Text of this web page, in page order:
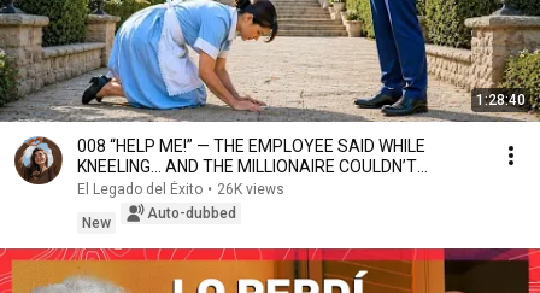
1:28:40
008 “HELP ME!” — THE EMPLOYEE SAID WHILE
KNEELING… AND THE MILLIONAIRE COULDN’T
BELIEVE IT
El Legado del Éxito • 26K views
New
Auto-dubbed